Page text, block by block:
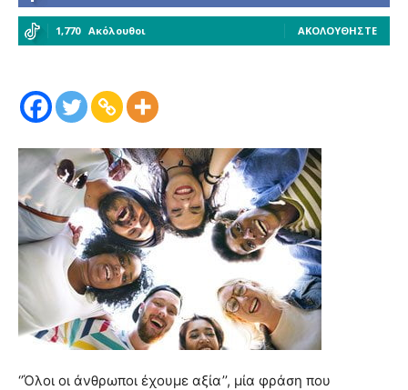
1,770 Ακόλουθοι ΑΚΟΛΟΥΘΉΣΤΕ
‘’Όλοι οι άνθρωποι έχουμε αξία’’, μία φράση που